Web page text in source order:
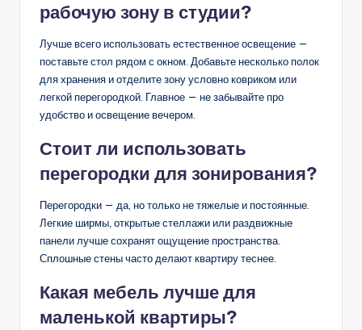
рабочую зону в студии?
Лучше всего использовать естественное освещение —
поставьте стол рядом с окном. Добавьте несколько полок
для хранения и отделите зону условно ковриком или
легкой перегородкой. Главное — не забывайте про
удобство и освещение вечером.
Стоит ли использовать
перегородки для зонирования?
Перегородки — да, но только не тяжелые и постоянные.
Легкие ширмы, открытые стеллажи или раздвижные
панели лучше сохранят ощущение пространства.
Сплошные стены часто делают квартиру теснее.
Какая мебель лучше для
маленькой квартиры?